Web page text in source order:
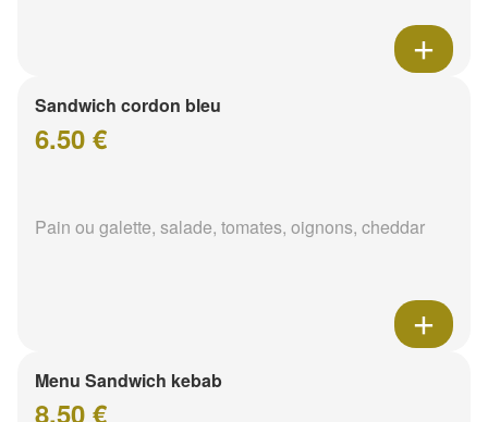
Sandwich cordon bleu
6.50 €
Pain ou galette, salade, tomates, oignons, cheddar
Menu Sandwich kebab
8.50 €